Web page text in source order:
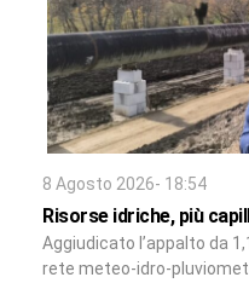
8 Agosto 2026- 18:54
Risorse idriche, più
Aggiudicato l’appalto da
rete meteo-idro-